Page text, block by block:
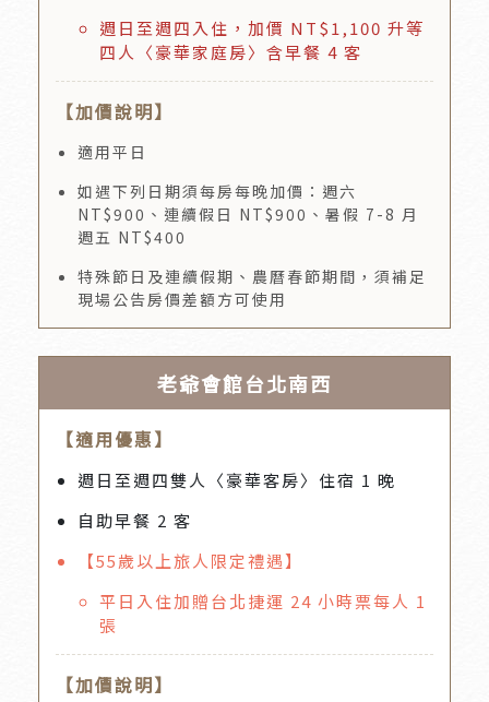
週日至週四入住，加價 NT$1,100 升等
四人〈豪華家庭房〉含早餐 4 客
【加價說明】
適用平日
如遇下列日期須每房每晚加價：週六
NT$900、連續假日 NT$900、暑假 7-8 月
週五 NT$400
特殊節日及連續假期、農曆春節期間，須補足
現場公告房價差額方可使用
老爺會館台北南西
【適用優惠】
週日至週四雙人〈豪華客房〉住宿 1 晚
自助早餐 2 客
【55歲以上旅人限定禮遇】
平日入住加贈台北捷運 24 小時票每人 1
張
【加價說明】